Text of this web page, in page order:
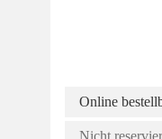
Online